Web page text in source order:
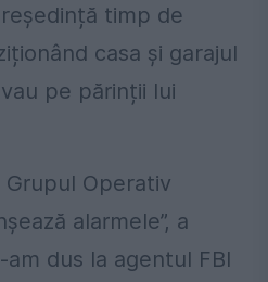
timp de
casa și garajul
pe părinții lui
Grupul Operativ
alarmele”, a
am dus la agentul FBI